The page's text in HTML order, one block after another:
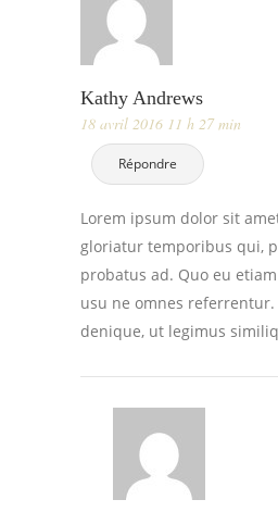
Kathy Andrews
18 avril 2016 11 h 27 min
Répondre
Lorem ipsum dolor sit
gloriatur temporibus qui,
probatus ad. Quo eu
usu ne omnes referrentur.
denique, ut legimus